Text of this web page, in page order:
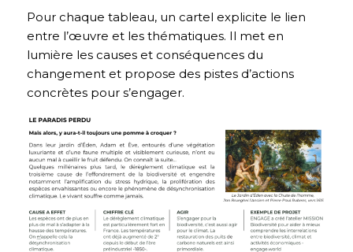
Pour chaque tableau, un cartel explicite le lien
entre l’œuvre et les thématiques. Il met en
lumière les causes et conséquences du
changement et propose des pistes d’actions
concrètes pour s’engager.